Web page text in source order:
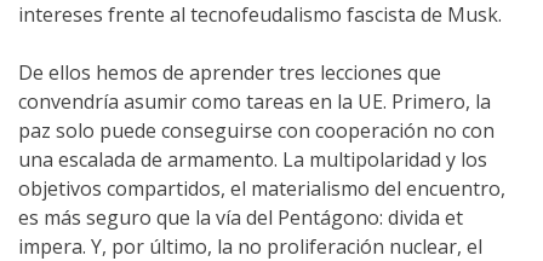
intereses frente al tecnofeudalismo fascista de Musk.
De ellos hemos de aprender tres lecciones que
convendría asumir como tareas en la UE. Primero, la
paz solo puede conseguirse con cooperación no con
una escalada de armamento. La multipolaridad y los
objetivos compartidos, el materialismo del encuentro,
es más seguro que la vía del Pentágono: divida et
impera. Y, por último, la no proliferación nuclear, el